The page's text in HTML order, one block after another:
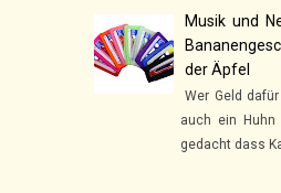
Musik und
der Äpfel
Wer Geld
auch ein Huhn
gedacht dass